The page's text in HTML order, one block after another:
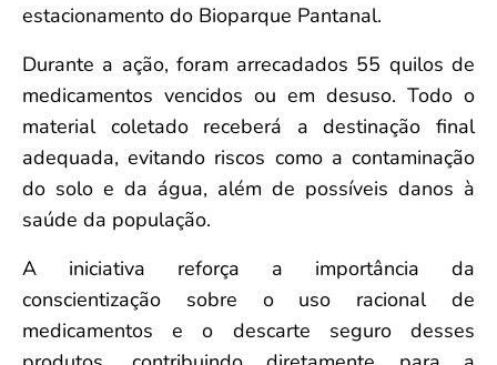
estacionamento do Bioparque Pantanal.
Durante a ação, foram arrecadados 55 quilos de
medicamentos vencidos ou em desuso. Todo o
material coletado receberá a destinação final
adequada, evitando riscos como a contaminação
do solo e da água, além de possíveis danos à
saúde da população.
A iniciativa reforça a importância da
conscientização sobre o uso racional de
medicamentos e o descarte seguro desses